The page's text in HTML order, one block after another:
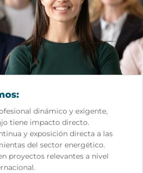
dinámico y exigente,
tiene impacto directo.
y exposición directa a las
del sector energético.
proyectos relevantes a nivel